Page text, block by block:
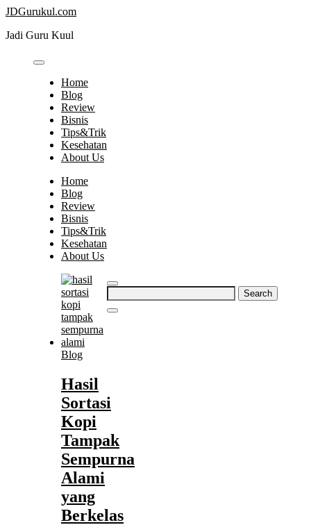
Skip
content
JDGurukul.com
Jadi Guru Kuul
Home
Blog
Review
Bisnis
Tips&Trik
Kesehatan
About Us
Home
Blog
Review
Bisnis
Tips&Trik
Kesehatan
About Us
Search
for:
Blog
Hasil
Sortasi
Kopi
Tampak
Sempurna
Alami
yang
Berkelas